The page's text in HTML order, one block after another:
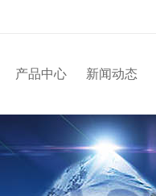
产品中心 新闻动态